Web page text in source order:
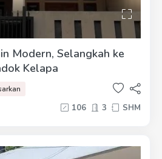
Modern, Selangkah ke
Kelapa
106 3 SHM